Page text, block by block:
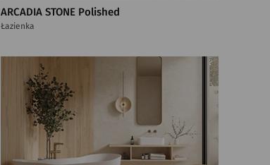
ARCADIA STONE Polished
Łazienka